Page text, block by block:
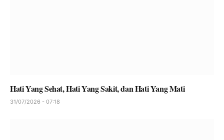
Hati Yang Sehat, Hati Yang Sakit, dan Hati Yang Mati
31/07/2026 - 07:18